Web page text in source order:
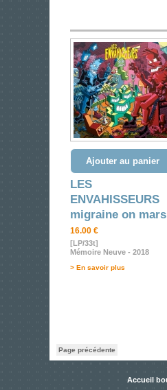
Ajouter au panier
LES
ENVAHISSEURS
migraine on mars
16.00 €
[LP/33t]
Mémoire Neuve - 2018
> En savoir plus
Page précédente
Accueil